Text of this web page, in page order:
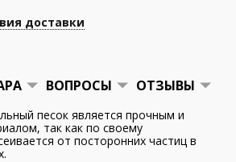
доставки
ВОПРОСЫ ОТЗЫВЫ
песок является прочным и
так как по своему
от посторонних частиц в